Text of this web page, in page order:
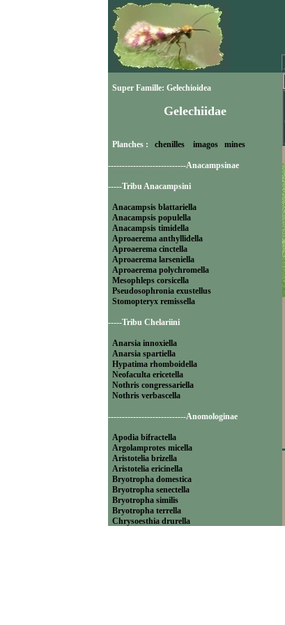
Super Famille: Gelechioidea
Gelechiidae
Planches : chenilles imagos mines
----------------------------Anacampsinae
-----Tribu Anacampsini
Anacampsis blattariella
Anacampsis populella
Anacampsis timidella
Aproaerema anthyllidella
Aproaerema cinctella
Aproaerema larseniella
Aproaerema polychromella
Mesophleps corsicella
Pseudosophronia exustellus
Stomopteryx remissella
-----Tribu Chelariini
Anarsia innoxiella
Anarsia spartiella
Hypatima rhomboidella
Neofaculta ericetella
Nothris congressariella
Nothris verbascella
----------------------------Anomologinae
Apodia bifractella
Argolamprotes micella
Aristotelia brizella
Aristotelia ericinella
Bryotropha domestica
Bryotropha senectella
Bryotropha similis
Bryotropha terrella
Chrysoesthia drurella